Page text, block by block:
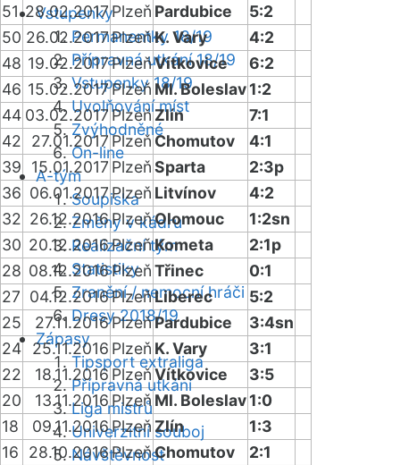
Vstupenky
Permanentky 18/19
Přípravná utkání 18/19
Vstupenky 18/19
Uvolňování míst
Zvýhodněné
On-line
A-tým
Soupiska
Změny v kádru
Realizační tým
Statistiky
Zranění / nemocní hráči
Dresy 2018/19
Zápasy
Tipsport extraliga
Přípravná utkání
Liga mistrů
Univerzitní souboj
Návštěvnost
51 28.02.2017Plzeň Pardubice
5:2
50 26.02.2017PlzeňK. Vary
4:2
48 19.02.2017PlzeňVítkovice
6:2
46 15.02.2017Plzeň Ml. Boleslav1:2
44 03.02.2017Plzeň Zlín
7:1
42
27.01.2017Plzeň Chomutov
4:1
39
15.01.2017 PlzeňSparta
2:3p
36 06.01.2017Plzeň Litvínov
4:2
32 26.12.2016PlzeňOlomouc
1:2sn
30 20.12.2016PlzeňKometa
2:1p
28 08.12.2016PlzeňTřinec
0:1
27 04.12.2016PlzeňLiberec
5:2
25
27.11.2016PlzeňPardubice
3:4sn
24
25.11.2016 Plzeň K. Vary
3:1
22
18.11.2016 PlzeňVítkovice
3:5
20
13.11.2016 Plzeň Ml. Boleslav1:0
18
09.11.2016Plzeň Zlín
1:3
16
28.10.2016PlzeňChomutov
2:1